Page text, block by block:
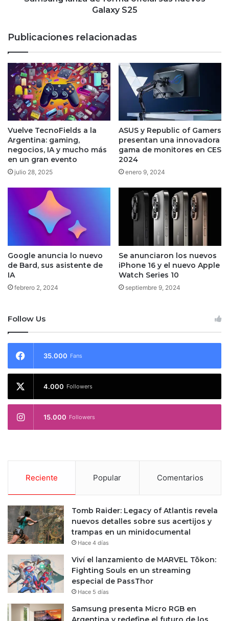
Galaxy S25
Publicaciones relacionadas
Vuelve TecnoFields a la
Argentina: gaming,
negocios, IA y mucho más
en un gran evento
julio 28, 2025
ASUS y Republic of Gamers
presentan una innovadora
gama de monitores en CES
2024
enero 9, 2024
Google anuncia lo nuevo
de Bard, sus asistente de
IA
febrero 2, 2024
Se anunciaron los nuevos
iPhone 16 y el nuevo Apple
Watch Series 10
septiembre 9, 2024
Follow Us
35.000 Fans
4.000 Followers
15.000 Followers
Reciente Popular Comentarios
Tomb Raider: Legacy of Atlantis revela
nuevos detalles sobre sus acertijos y
trampas en un minidocumental
Hace 4 días
Viví el lanzamiento de MARVEL Tōkon:
Fighting Souls en un streaming
especial de PassThor
Hace 5 días
Samsung presenta Micro RGB en